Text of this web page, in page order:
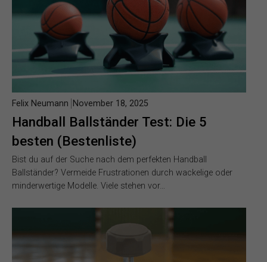
Handball Ballständer Test: Die 5
besten (Bestenliste)
Felix Neumann November 18, 2025
Bist du auf der Suche nach dem perfekten Handball
Ballständer? Vermeide Frustrationen durch wackelige oder
minderwertige Modelle. Viele stehen vor…